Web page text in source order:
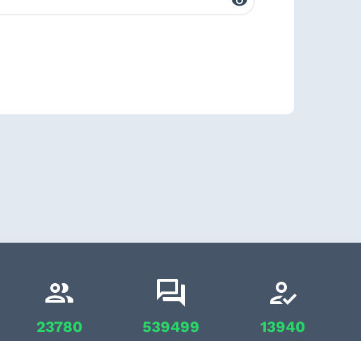
23780 539499 13940